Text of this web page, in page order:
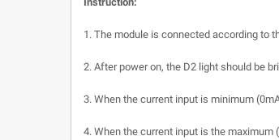
1. The module is connected according to
2. After power on, the D2 light should be
3. When the current input is minimum
4. When the current input is the maximum